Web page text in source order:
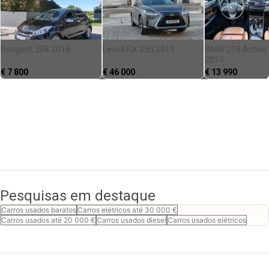
Peugeot 208 2018
€ 7 800
Lexus RX 350 2019
€ 46 000
BMW 218
€ 13 990
Pesquisas em destaque
Carros usados baratosCarros elétricos até 30 000 €
Carros usados até 20 000 € Carros usados diesel Carros usados elétricos